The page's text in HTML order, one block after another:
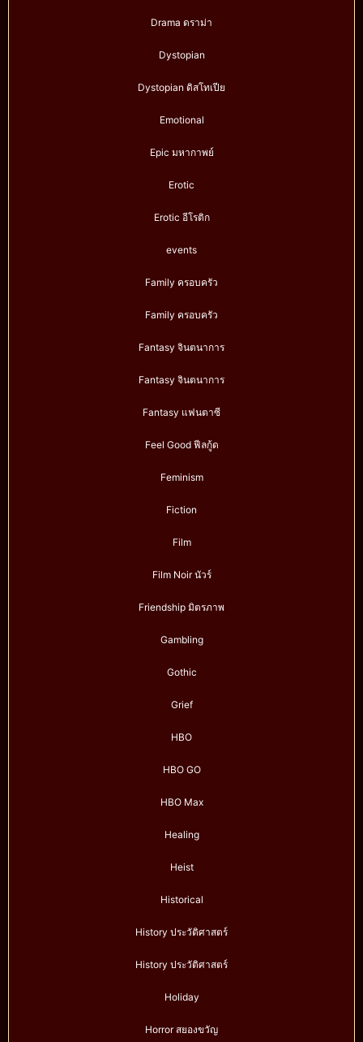
Drama ดราม่า
Dystopian
Dystopian ดิสโทเปีย
Emotional
Epic มหากาพย์
Erotic
Erotic อีโรติก
events
Family ครอบครัว
Family ครอบครัว
Fantasy จินตนาการ
Fantasy จินตนาการ
Fantasy แฟนตาซี
Feel Good ฟีลกู้ด
Feminism
Fiction
Film
Film Noir นัวร์
Friendship มิตรภาพ
Gambling
Gothic
Grief
HBO
HBO GO
HBO Max
Healing
Heist
Historical
History ประวัติศาสตร์
History ประวัติศาสตร์
Holiday
Horror สยองขวัญ